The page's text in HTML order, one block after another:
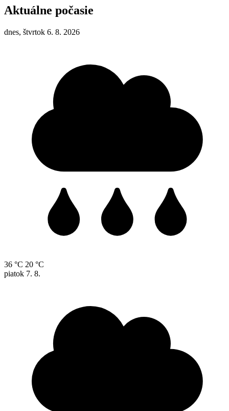
Aktuálne počasie
dnes, štvrtok 6. 8. 2026
36 °C 20 °C
piatok 7. 8.